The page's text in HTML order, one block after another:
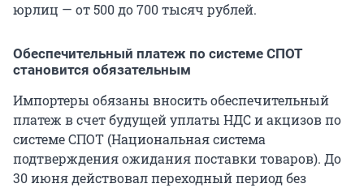
юрлиц — от 500 до 700 тысяч рублей.
Обеспечительный платеж по системе СПОТ
становится обязательным
Импортеры обязаны вносить обеспечительный
платеж в счет будущей уплаты НДС и акцизов по
системе СПОТ (Национальная система
подтверждения ожидания поставки товаров). До
30 июня действовал переходный период без